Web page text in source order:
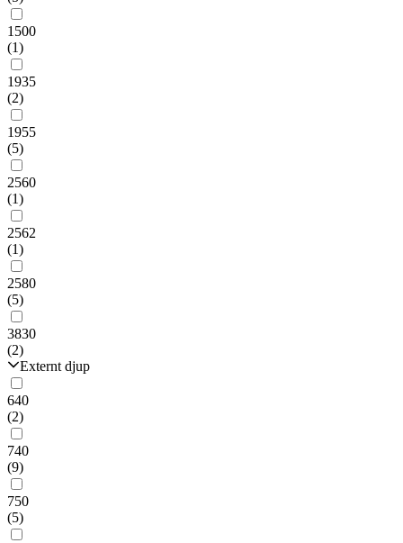
1500
(1)
1935
(2)
1955
(5)
2560
(1)
2562
(1)
2580
(5)
3830
(2)
Externt djup
640
(2)
740
(9)
750
(5)